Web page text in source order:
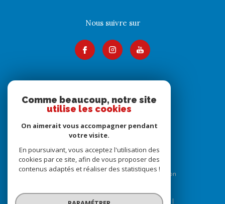
Nous suivre sur
Adhérents
© 2026 | Tous droits réservés | Traduction
Nos honoraires
Plan du site
Mentions légales
Nos liens
Comme beaucoup, notre site
utilise les cookies
On aimerait vous accompagner pendant
votre visite.
En poursuivant, vous acceptez l'utilisation des
cookies par ce site, afin de vous proposer des
contenus adaptés et réaliser des statistiques !